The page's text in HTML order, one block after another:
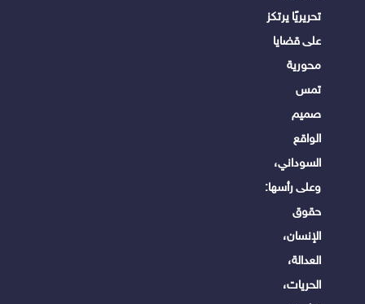
تحريريًا يرتكز
على قضايا
محورية
تمس
صميم
الواقع
السوداني،
وعلى رأسها:
حقوق
الإنسان،
العدالة،
الحريات،